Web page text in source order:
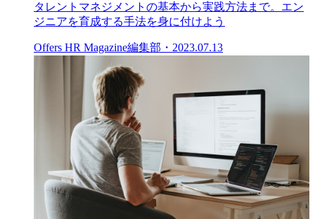
タレントマネジメントの基本から実践方法まで。エン
ジニアを育成する手法を身に付けよう
Offers HR Magazine編集部 ・ 2023.07.13